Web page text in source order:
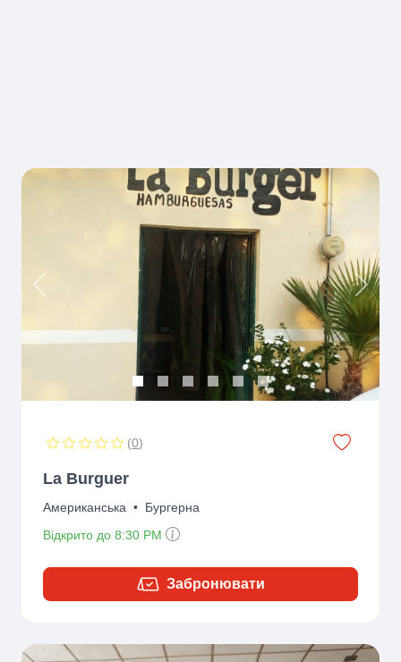
Previous Next
(0)
La Burguer
Американська • Бургерна
Відкрито до 8:30 PM
Забронювати